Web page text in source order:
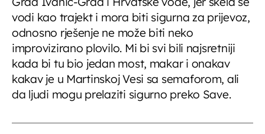
vodi kao trajekt i mora biti sigurna za prijevoz,
odnosno rješenje ne može biti neko
improvizirano plovilo. Mi bi svi bili najsretniji
kada bi tu bio jedan most, makar i onakav
kakav je u Martinskoj Vesi sa semaforom, ali
da ljudi mogu prelaziti sigurno preko Save.